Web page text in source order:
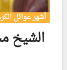
أشهر عوائل
الشيخ